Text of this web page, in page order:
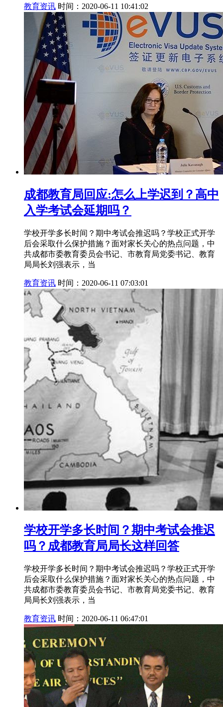
教育资讯 时间：2020-06-11 10:41:02
成都教育局回应:怎么上学迟到？高中
入学考试会延期吗？
学校开学多长时间？期中考试会推迟吗？学校正式开学
后会采取什么保护措施？面对家长关心的热点问题，中
共成都市委教育委员会书记、市教育局党委书记、教育
局局长刘强表示，当
教育资讯 时间：2020-06-11 07:03:01
学校开学多长时间？期中考试会推迟
吗？成都教育局局长这样回答
学校开学多长时间？期中考试会推迟吗？学校正式开学
后会采取什么保护措施？面对家长关心的热点问题，中
共成都市委教育委员会书记、市教育局党委书记、教育
局局长刘强表示，当
教育资讯 时间：2020-06-11 06:47:01